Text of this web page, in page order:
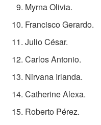
Myrna Olivia.
Francisco Gerardo.
Julio César.
Carlos Antonio.
Nirvana Irlanda.
Catherine Alexa.
Roberto Pérez.